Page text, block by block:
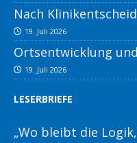
Nach
19. Juli 2026
Ortsentwicklung
19. Juli 2026
LESERBRIEFE
„Wo bleibt die